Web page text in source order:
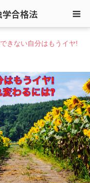
合格法
きない自分はもうイヤ!